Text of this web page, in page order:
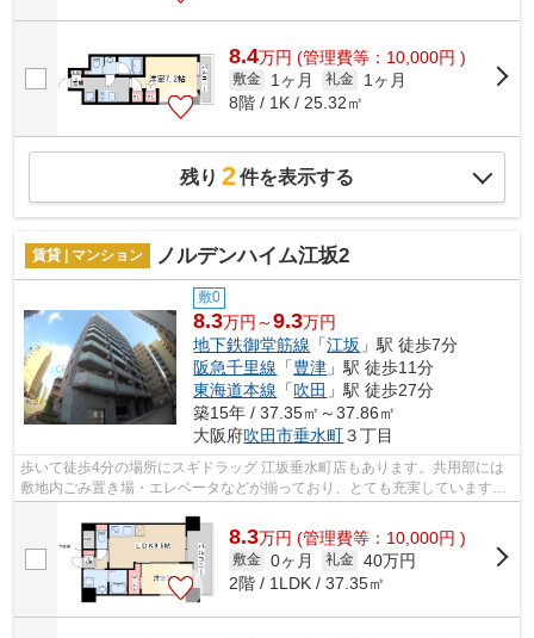
8.4万円 (管理費等：10,000円 )
敷金 1ヶ月 礼金
1ヶ月
8階 / 1K / 25.32㎡
残り 2件を表示する
賃貸 | マンション ノルデンハイム江坂2
敷0
8.3万円～9.3万円
地下鉄御堂筋線 「江坂 」駅 徒歩7分
阪急千里線 「豊津 」駅 徒歩11分
東海道本線 「吹田 」駅 徒歩27分
築15年 / 37.35㎡～37.86㎡
大阪府吹田市垂水町３丁目
歩いて徒歩4分の場所にスギドラッグ 江坂垂水町店もあります。共用部には
敷地内ごみ置き場・エレベータなどが揃っており、とても充実しています。
8.3万円 (管理費等：10,000円 )
敷金 0ヶ月 礼金 40万円
2階 / 1LDK / 37.35㎡